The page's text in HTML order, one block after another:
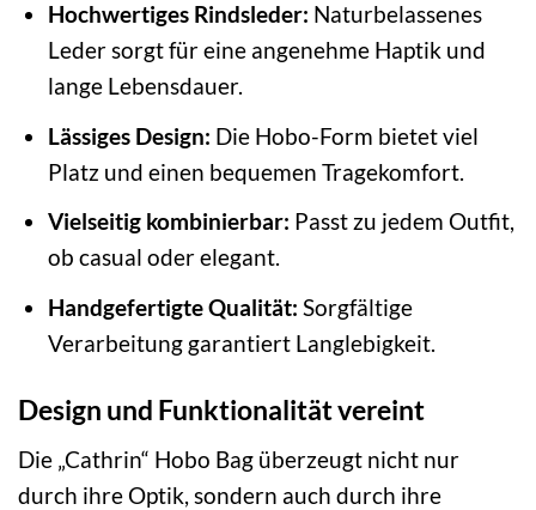
Hochwertiges Rindsleder: Naturbelassenes
Leder sorgt für eine angenehme Haptik und
lange Lebensdauer.
Lässiges Design: Die Hobo-Form bietet viel
Platz und einen bequemen Tragekomfort.
Vielseitig kombinierbar: Passt zu jedem Outfit,
ob casual oder elegant.
Handgefertigte Qualität: Sorgfältige
Verarbeitung garantiert Langlebigkeit.
Design und Funktionalität vereint
Die „Cathrin“ Hobo Bag überzeugt nicht nur
durch ihre Optik, sondern auch durch ihre